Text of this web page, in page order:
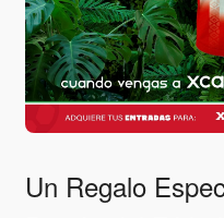
Un Regalo